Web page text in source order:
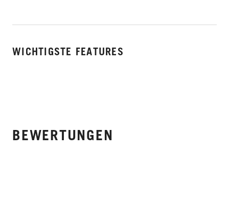
WICHTIGSTE FEATURES
BEWERTUNGEN